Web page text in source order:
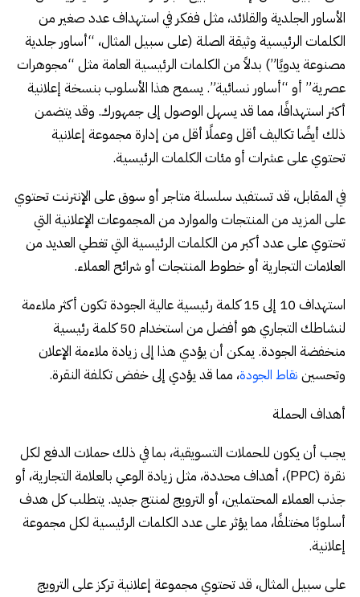
الأساور الجلدية والقلائد، مثل ففكر في استهداف عدد صغير من
الكلمات الرئيسية وثيقة الصلة (على سبيل المثال، “أساور جلدية
مصنوعة يدويًا”) بدلاً من الكلمات الرئيسية العامة مثل “مجوهرات
عصرية” أو “أساور نسائية”. يسمح هذا الأسلوب بنسخة إعلانية
أكثر استهدافًا، مما قد يسهل الوصول إلى جمهورك. وقد يتضمن
ذلك أيضًا تكاليف أقل وعملًا أقل من إدارة مجموعة إعلانية
تحتوي على عشرات أو مئات الكلمات الرئيسية.
في المقابل، قد تستفيد سلسلة متاجر أو سوق على الإنترنت تحتوي
على المزيد من المنتجات والموارد من المجموعات الإعلانية التي
تحتوي على عدد أكبر من الكلمات الرئيسية التي تغطي العديد من
العلامات التجارية أو خطوط المنتجات أو شرائح العملاء.
استهداف 10 إلى 15 كلمة رئيسية عالية الجودة تكون أكثر ملاءمة
لنشاطك التجاري هو أفضل من استخدام 50 كلمة رئيسية
منخفضة الجودة. يمكن أن يؤدي هذا إلى زيادة ملاءمة الإعلان
وتحسين نقاط الجودة، مما قد يؤدي إلى خفض تكلفة النقرة.
أهداف الحملة
يجب أن يكون للحملات التسويقية، بما في ذلكحملات الدفع لكل
نقرة (PPC)
، أهداف محددة، مثل زيادة الوعي بالعلامة التجارية، أو
جذب العملاء المحتملين، أو الترويج لمنتج جديد. يتطلب كل هدف
أسلوبًا مختلفًا، مما يؤثر على عدد الكلمات الرئيسية لكل مجموعة
إعلانية.
على سبيل المثال، قد تحتوي مجموعة إعلانية تركز على الترويج